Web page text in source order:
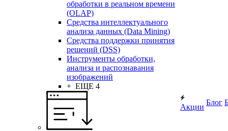
обработки в реальном времени
(OLAP)
Средства интеллектуального
анализа данных (Data Mining)
Средства поддержки принятия
решений (DSS)
Инструменты обработки,
анализа и распознавания
изображений
+ ЕЩЕ 4
Акции
Блог